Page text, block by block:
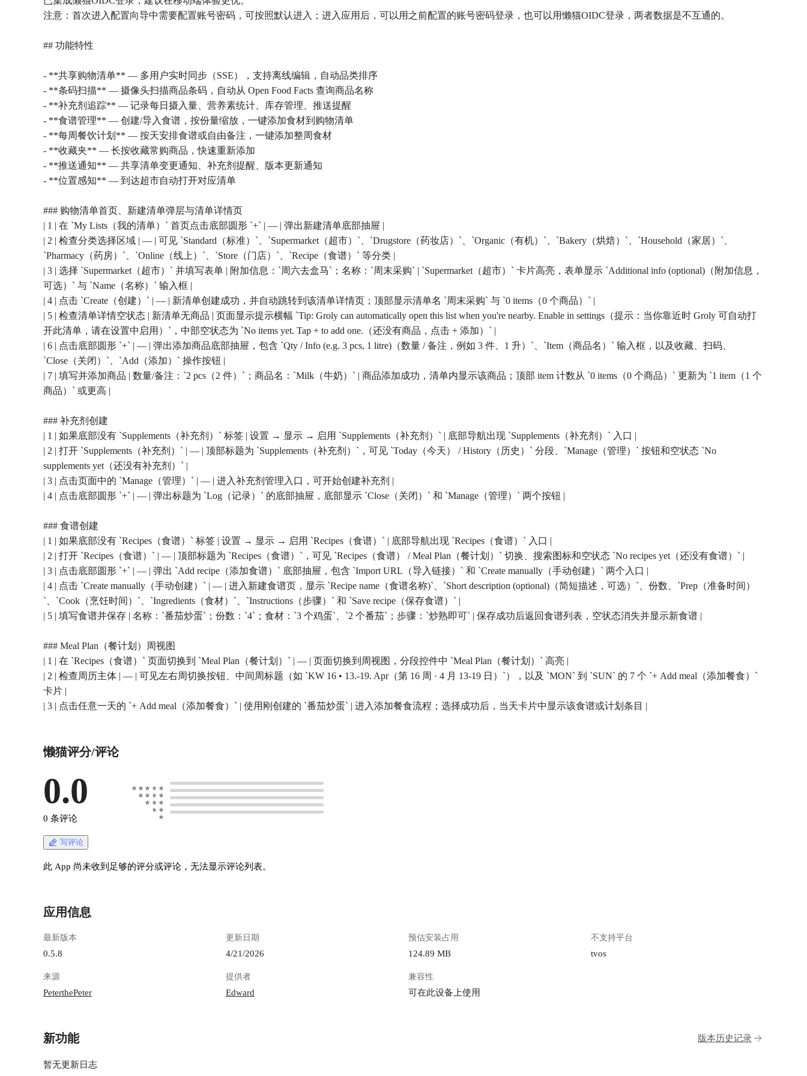
注意：首次进入配置向导中需要配置账号密码，可按照默认进入；进入应用后，可以用之前配置的账号密码登录，也可以用懒猫OIDC登录，两者数据是不互通的。
## 功能特性
- **共享购物清单** — 多用户实时同步（SSE），支持离线编辑，自动品类排序
- **条码扫描** — 摄像头扫描商品条码，自动从 Open Food Facts 查询商品名称
- **补充剂追踪** — 记录每日摄入量、营养素统计、库存管理、推送提醒
- **食谱管理** — 创建/导入食谱，按份量缩放，一键添加食材到购物清单
- **每周餐饮计划** — 按天安排食谱或自由备注，一键添加整周食材
- **收藏夹** — 长按收藏常购商品，快速重新添加
- **推送通知** — 共享清单变更通知、补充剂提醒、版本更新通知
- **位置感知** — 到达超市自动打开对应清单
### 购物清单首页、新建清单弹层与清单详情页
| 1 | 在 `My Lists（我的清单）` 首页点击底部圆形 `+` | — | 弹出新建清单底部抽屉 |
| 2 | 检查分类选择区域 | — | 可见 `Standard（标准）`、`Supermarket（超市）`、`Drugstore（药妆店）`、`Organic（有机）`、`Bakery（烘焙）`、`Household（家居）`、
`Pharmacy（药房）`、`Online（线上）`、`Store（门店）`、`Recipe（食谱）` 等分类 |
| 3 | 选择 `Supermarket（超市）` 并填写表单 | 附加信息：`周六去盒马`；名称：`周末采购` | `Supermarket（超市）` 卡片高亮，表单显示 `Additional info (optional)（附加信息，
可选）` 与 `Name（名称）` 输入框 |
| 4 | 点击 `Create（创建）` | — | 新清单创建成功，并自动跳转到该清单详情页；顶部显示清单名 `周末采购` 与 `0 items（0 个商品）` |
| 5 | 检查清单详情空状态 | 新清单无商品 | 页面显示提示横幅 `Tip: Groly can automatically open this list when you're nearby. Enable in settings（提示：当你靠近时 Groly 可自动打
开此清单，请在设置中启用）`，中部空状态为 `No items yet. Tap + to add one.（还没有商品，点击 + 添加）` |
| 6 | 点击底部圆形 `+` | — | 弹出添加商品底部抽屉，包含 `Qty / Info (e.g. 3 pcs, 1 litre)（数量 / 备注，例如 3 件、1 升）`、`Item（商品名）` 输入框，以及收藏、扫码、
`Close（关闭）`、`Add（添加）` 操作按钮 |
| 7 | 填写并添加商品 | 数量/备注：`2 pcs（2 件）`；商品名：`Milk（牛奶）` | 商品添加成功，清单内显示该商品；顶部 item 计数从 `0 items（0 个商品）` 更新为 `1 item（1 个
商品）` 或更高 |
### 补充剂创建
| 1 | 如果底部没有 `Supplements（补充剂）` 标签 | 设置 → 显示 → 启用 `Supplements（补充剂）` | 底部导航出现 `Supplements（补充剂）` 入口 |
| 2 | 打开 `Supplements（补充剂）` | — | 顶部标题为 `Supplements（补充剂）`，可见 `Today（今天） / History（历史）` 分段、`Manage（管理）` 按钮和空状态 `No
supplements yet（还没有补充剂）` |
| 3 | 点击页面中的 `Manage（管理）` | — | 进入补充剂管理入口，可开始创建补充剂 |
| 4 | 点击底部圆形 `+` | — | 弹出标题为 `Log（记录）` 的底部抽屉，底部显示 `Close（关闭）` 和 `Manage（管理）` 两个按钮 |
### 食谱创建
| 1 | 如果底部没有 `Recipes（食谱）` 标签 | 设置 → 显示 → 启用 `Recipes（食谱）` | 底部导航出现 `Recipes（食谱）` 入口 |
| 2 | 打开 `Recipes（食谱）` | — | 顶部标题为 `Recipes（食谱）`，可见 `Recipes（食谱） / Meal Plan（餐计划）` 切换、搜索图标和空状态 `No recipes yet（还没有食谱）` |
| 3 | 点击底部圆形 `+` | — | 弹出 `Add recipe（添加食谱）` 底部抽屉，包含 `Import URL（导入链接）` 和 `Create manually（手动创建）` 两个入口 |
| 4 | 点击 `Create manually（手动创建）` | — | 进入新建食谱页，显示 `Recipe name（食谱名称)`、`Short description (optional)（简短描述，可选）`、份数、`Prep（准备时间）
`、`Cook（烹饪时间）`、`Ingredients（食材）`、`Instructions（步骤）` 和 `Save recipe（保存食谱）` |
| 5 | 填写食谱并保存 | 名称：`番茄炒蛋`；份数：`4`；食材：`3 个鸡蛋`、`2 个番茄`；步骤：`炒熟即可` | 保存成功后返回食谱列表，空状态消失并显示新食谱 |
### Meal Plan（餐计划）周视图
| 1 | 在 `Recipes（食谱）` 页面切换到 `Meal Plan（餐计划）` | — | 页面切换到周视图，分段控件中 `Meal Plan（餐计划）` 高亮 |
| 2 | 检查周历主体 | — | 可见左右周切换按钮、中间周标题（如 `KW 16 • 13.-19. Apr（第 16 周 · 4 月 13-19 日）`），以及 `MON` 到 `SUN` 的 7 个 `+ Add meal（添加餐食）`
卡片 |
| 3 | 点击任意一天的 `+ Add meal（添加餐食）` | 使用刚创建的 `番茄炒蛋` | 进入添加餐食流程；选择成功后，当天卡片中显示该食谱或计划条目 |
懒猫评分/评论
0.0
0 条评论
写评论
此 App 尚未收到足够的评分或评论，无法显示评论列表。
应用信息
最新版本
0.5.8
更新日期
4/21/2026
预估安装占用
124.89 MB
不支持平台
tvos
来源
PeterthePeter
提供者
Edward
兼容性
可在此设备上使用
新功能 版本历史记录
暂无更新日志